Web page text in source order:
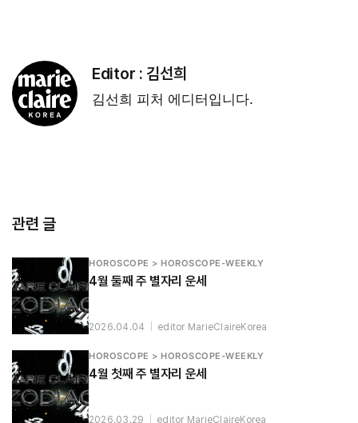
Editor : 김선희
김선희 피처 에디터입니다.
관련 글
HOROSCOPE > HOROSCOPE-WEEKLY
4월 둘째 주 별자리 운세
2026.04.04 editor MarieClaireKorea
HOROSCOPE > HOROSCOPE-WEEKLY
4월 첫째 주 별자리 운세
2026.03.29 editor MarieClaireKorea